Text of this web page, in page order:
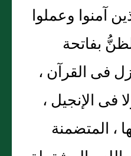
آمنوا وعملوا
بفاتحة
فى القرآن ،
فى الإنجيل ،
، المتضمنة